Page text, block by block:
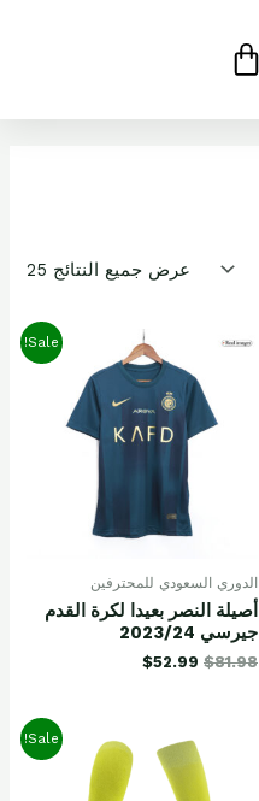
عرض جميع النتائج 25
Sale!
الدوري السعودي للمحترفين
أصيلة النصر بعيدا لكرة القدم
جيرسي 2023/24
$81.98
$52.99
Sale!